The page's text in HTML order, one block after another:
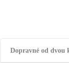
Dopravné od dvou